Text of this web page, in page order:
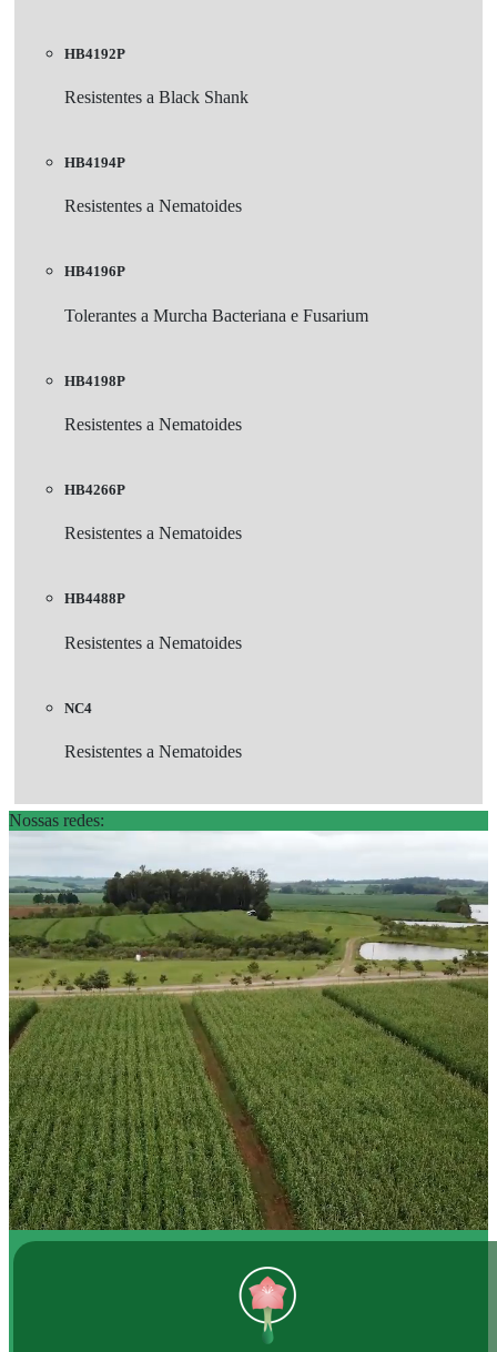
HB4192P
Resistentes a Black Shank
HB4194P
Resistentes a Nematoides
HB4196P
Tolerantes a Murcha Bacteriana e Fusarium
HB4198P
Resistentes a Nematoides
HB4266P
Resistentes a Nematoides
HB4488P
Resistentes a Nematoides
NC4
Resistentes a Nematoides
Nossas redes: